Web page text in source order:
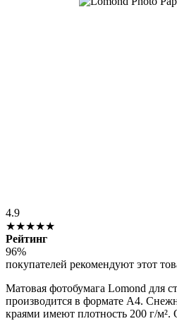
4.9
★★★★★
Рейтинг
96%
покупателей рекомендуют этот
Матовая фотобумага Lomond для
производится в формате А4.
краями имеют плотность 200 г/м².